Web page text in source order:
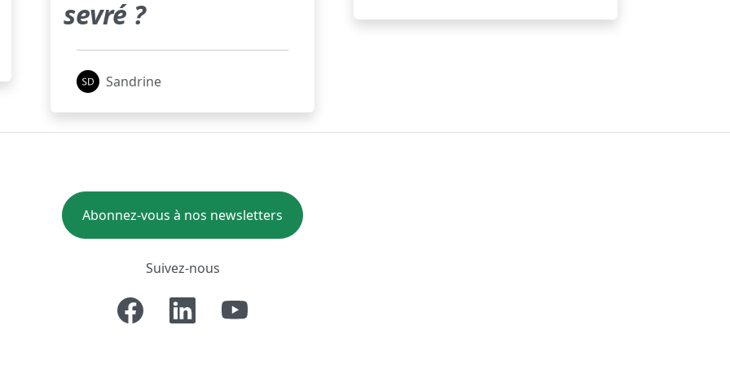
sevré ?
Sandrine
Abonnez-vous à nos newsletters
Suivez-nous